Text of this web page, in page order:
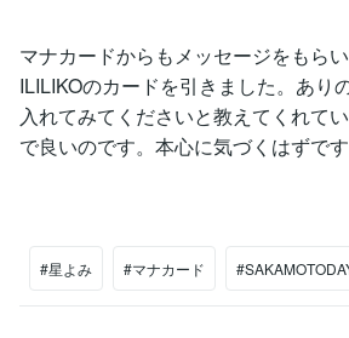
マナカードからもメッセージをもら
ILILIKOのカードを引きました。あり
入れてみてくださいと教えてくれて
で良いのです。本心に気づくはずです
#星よみ #マナカード